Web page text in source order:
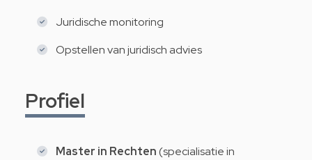
Juridische monitoring
Opstellen van juridisch advies
Profiel
Master in Rechten(specialisatie in